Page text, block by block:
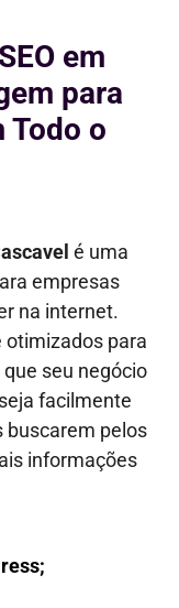
em
para
Todo o
é uma
empresas
na internet.
para
seu negócio
facilmente
buscarem pelos
informações